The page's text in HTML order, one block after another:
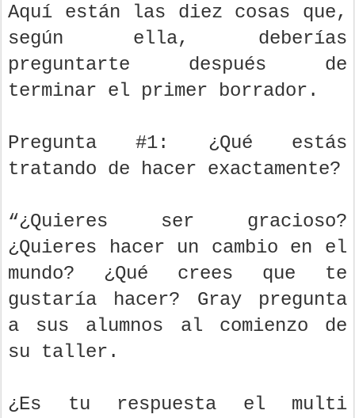
Aquí están las diez cosas que,
según ella, deberías
preguntarte después de
terminar el primer borrador.
Pregunta #1: ¿Qué estás
tratando de hacer exactamente?
“¿Quieres ser gracioso?
¿Quieres hacer un cambio en el
mundo? ¿Qué crees que te
gustaría hacer? Gray pregunta
a sus alumnos al comienzo de
su taller.
¿Es tu respuesta el multi